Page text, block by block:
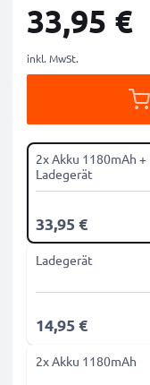
33,95 €
inkl. MwSt.
2x Akku 1180mAh +
Ladegerät
33,95 €
Ladegerät
14,95 €
2x Akku 1180mAh